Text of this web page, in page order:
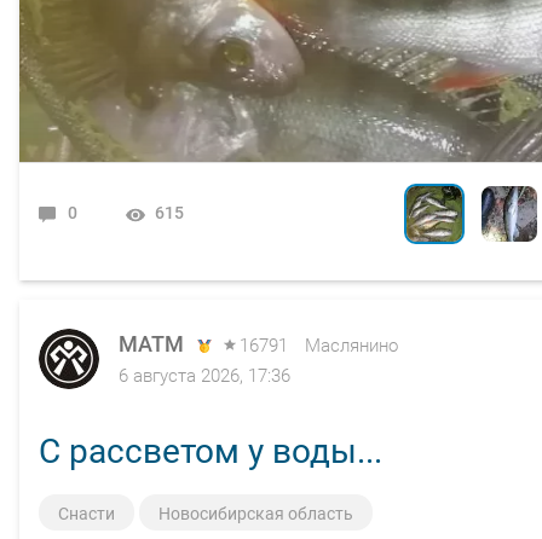
0 615
4 3320
8 9311
0 4861
0 4363
0 5786
MATM 16791
Маслянино
6 августа 2026, 17:36
С рассветом у воды...
Снасти Новосибирская область